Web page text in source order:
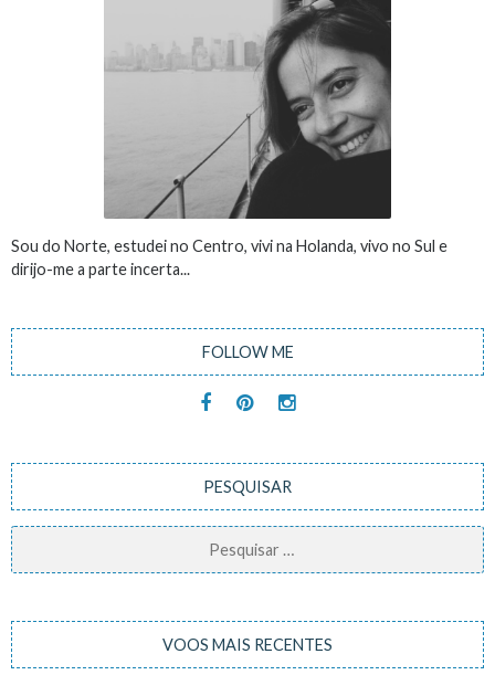
Sou do Norte, estudei no Centro, vivi na Holanda, vivo no Sul e
dirijo-me a parte incerta...
FOLLOW ME
PESQUISAR
Pesquisar
por:
VOOS MAIS RECENTES